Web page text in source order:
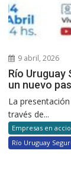
9 abril, 2026
Río Uruguay
un nuevo
La
través de...
Empresas en
Río Uruguay